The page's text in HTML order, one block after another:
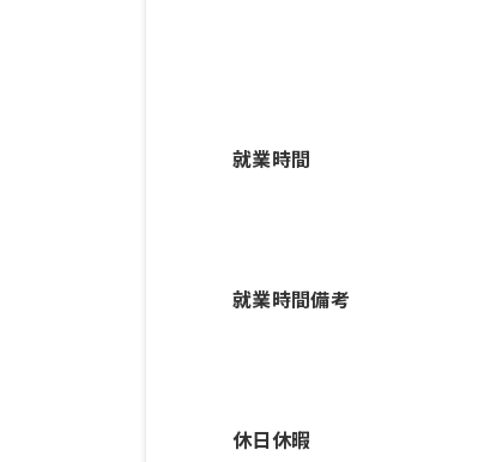
就業時間
就業時間備考
休日休暇